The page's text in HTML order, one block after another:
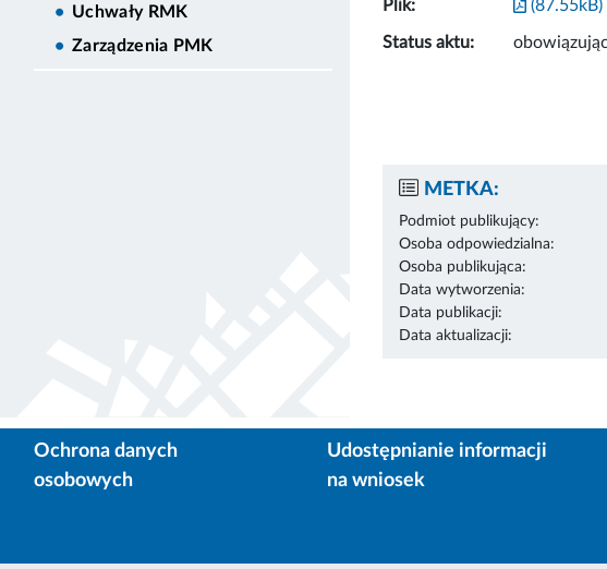
Uchwały RMK
Zarządzenia PMK
Plik: (87.55kB)
Status aktu:
METKA:
Podmiot publikujący:
Osoba odpowiedzialna:
Osoba publikująca:
Data wytworzenia:
Data publikacji:
Data aktualizacji:
Ochrona danych
osobowych
Udostępnianie informacji
na wniosek